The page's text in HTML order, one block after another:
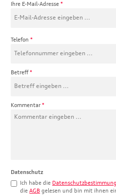
Ihre E-Mail-Adresse *
Telefon *
Betreff*
Kommentar*
Datenschutz
Ich habe die
dieAGB gelesen und bin mit ihnen